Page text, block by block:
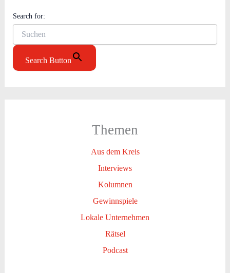
Search for:
Search Button
Themen
Aus dem Kreis
Interviews
Kolumnen
Gewinnspiele
Lokale Unternehmen
Rätsel
Podcast